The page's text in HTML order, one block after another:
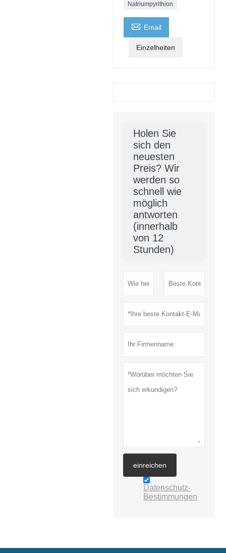
Natriumpyrithion
 Email
Einzelheiten
Holen Sie
sich den
neuesten
Preis? Wir
werden so
schnell wie
möglich
antworten
(innerhalb
von 12
Stunden)
einreichen
Datenschutz-
Bestimmungen